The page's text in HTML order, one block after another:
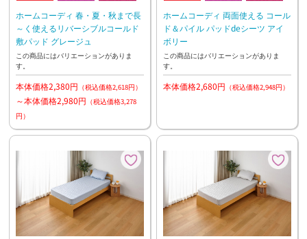
ホームコーディ 春・夏・秋まで長
～く使えるリバーシブルコールド
敷パッド グレージュ
この商品にはバリエーションがありま
す。
本体価格2,380円 （税込価格2,618円）
～本体価格2,980円 （税込価格3,278
円）
ホームコーディ 両面使える コール
ド＆パイル パッドdeシーツ アイ
ボリー
この商品にはバリエーションがありま
す。
本体価格2,680円 （税込価格2,948円）